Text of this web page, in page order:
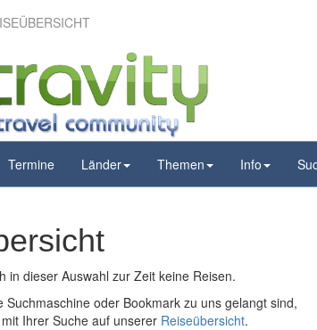
Termine Länder Themen Info
in dieser Auswahl zur Zeit keine Reisen.
Suchmaschine oder Bookmark zu uns gelangt sind,
Ihrer Suche auf unserer Reiseübersicht.